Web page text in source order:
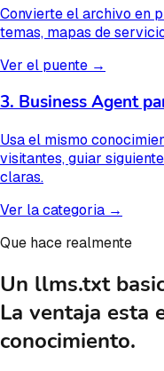
Convierte el archivo en
temas, mapas de
Ver el puente →
3. Business Agent
Usa el mismo
visitantes, guiar
claras.
Ver la categoria →
Que hace realmente
Un llms.txt
La ventaja esta
conocimiento.